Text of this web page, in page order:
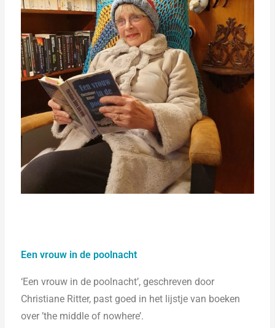
Een vrouw in de poolnacht
‘Een vrouw in de poolnacht’, geschreven door
Christiane Ritter, past goed in het lijstje van boeken
over ’the middle of nowhere’.